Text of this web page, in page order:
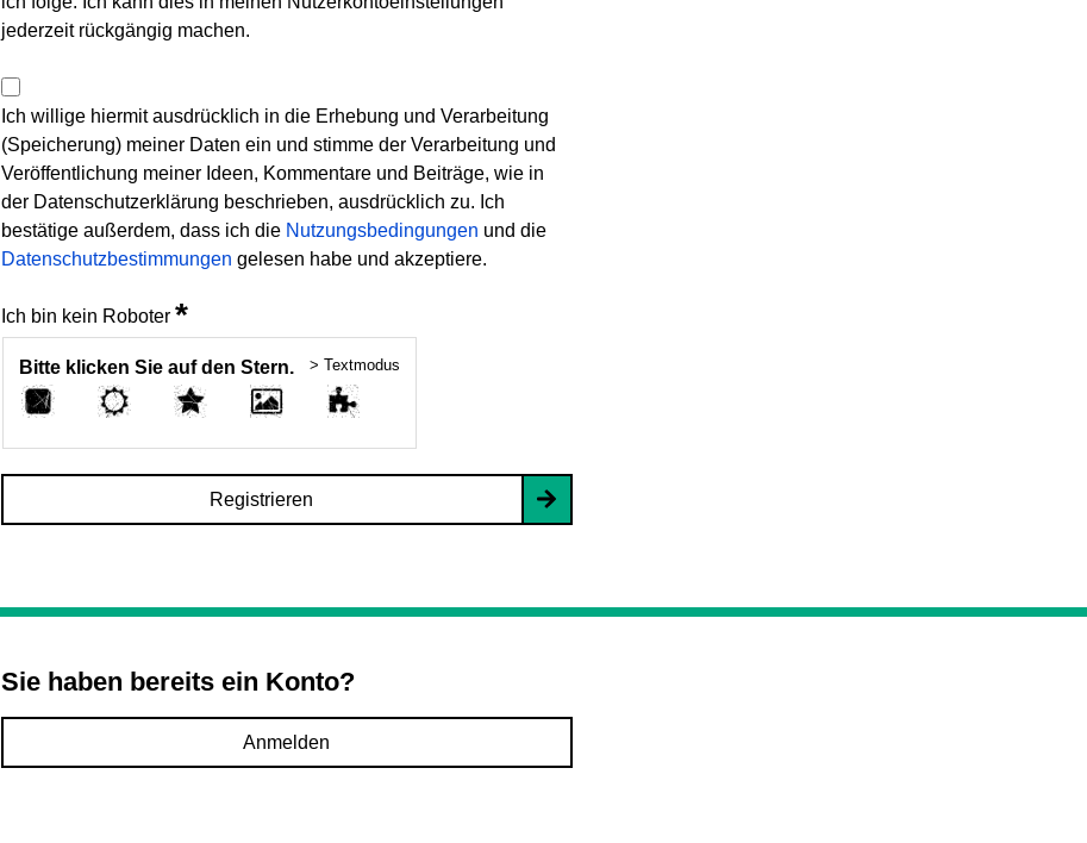
jederzeit rückgängig machen.
Ich willige hiermit ausdrücklich in die Erhebung und Verarbeitung
(Speicherung) meiner Daten ein und stimme der Verarbeitung und
Veröffentlichung meiner Ideen, Kommentare und Beiträge, wie in
der Datenschutzerklärung beschrieben, ausdrücklich zu. Ich
bestätige außerdem, dass ich die Nutzungsbedingungen und die
Datenschutzbestimmungen gelesen habe und akzeptiere.
Ich bin kein Roboter *
Bitte klicken Sie auf den Stern. > Textmodus
Registrieren
Sie haben bereits ein Konto?
Anmelden